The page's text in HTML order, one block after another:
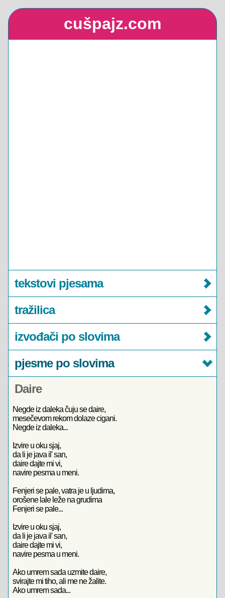
cušpajz.com
tekstovi pjesama
tražilica
izvođači po slovima
pjesme po slovima
Daire
Negde iz daleka čuju se daire,
mesečevom rekom dolaze cigani.
Negde iz daleka...
Izvire u oku sjaj,
da li je java il' san,
daire dajte mi vi,
navire pesma u meni.
Fenjeri se pale, vatra je u ljudima,
orošene lale leže na grudima
Fenjeri se pale...
Izvire u oku sjaj,
da li je java il' san,
daire dajte mi vi,
navire pesma u meni.
Ako umrem sada uzmite daire,
svirajte mi tiho, ali me ne žalite.
Ako umrem sada...